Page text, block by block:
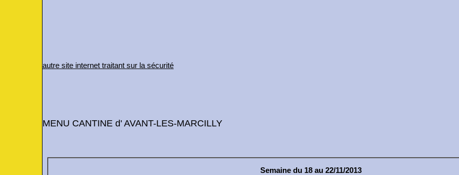
autre site internet traitant sur la sécurité
MENU CANTINE d' AVANT-LES-MARCILLY
Semaine du 18 au 22/11/2013